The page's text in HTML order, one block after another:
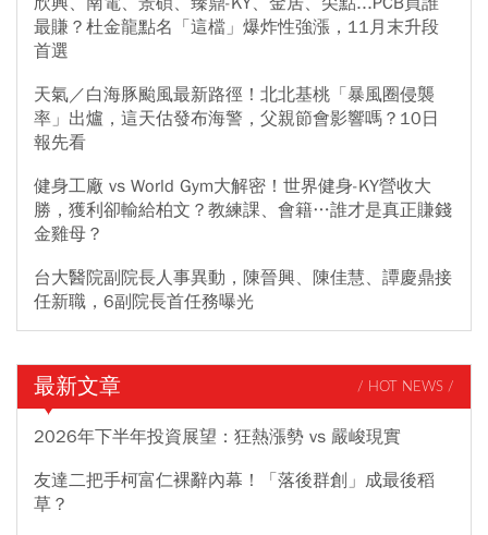
最賺？杜金龍點名「這檔」爆炸性強漲，11月末升段
首選
天氣／白海豚颱風最新路徑！北北基桃「暴風圈侵襲
率」出爐，這天估發布海警，父親節會影響嗎？10日
報先看
健身工廠 vs World Gym大解密！世界健身-KY營收大
勝，獲利卻輸給柏文？教練課、會籍…誰才是真正賺錢
金雞母？
台大醫院副院長人事異動，陳晉興、陳佳慧、譚慶鼎接
任新職，6副院長首任務曝光
最新文章 / HOT NEWS /
2026年下半年投資展望：狂熱漲勢 vs 嚴峻現實
友達二把手柯富仁裸辭內幕！「落後群創」成最後稻
草？